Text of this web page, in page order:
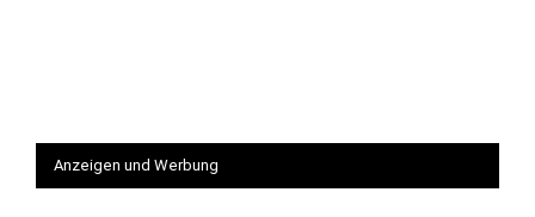
Anzeigen und Werbung